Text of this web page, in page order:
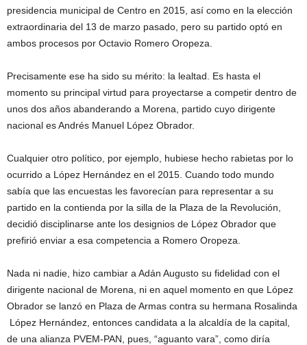
presidencia municipal de Centro en 2015, así como en la elección
extraordinaria del 13 de marzo pasado, pero su partido optó en
ambos procesos por Octavio Romero Oropeza.
Precisamente ese ha sido su mérito: la lealtad. Es hasta el
momento su principal virtud para proyectarse a competir dentro de
unos dos años abanderando a Morena, partido cuyo dirigente
nacional es Andrés Manuel López Obrador.
Cualquier otro político, por ejemplo, hubiese hecho rabietas por lo
ocurrido a López Hernández en el 2015. Cuando todo mundo
sabía que las encuestas les favorecían para representar a su
partido en la contienda por la silla de la Plaza de la Revolución,
decidió disciplinarse ante los designios de López Obrador que
prefirió enviar a esa competencia a Romero Oropeza.
Nada ni nadie, hizo cambiar a Adán Augusto su fidelidad con el
dirigente nacional de Morena, ni en aquel momento en que López
Obrador se lanzó en Plaza de Armas contra su hermana Rosalinda
López Hernández, entonces candidata a la alcaldía de la capital,
de una alianza PVEM-PAN, pues, “aguanto vara”, como diría